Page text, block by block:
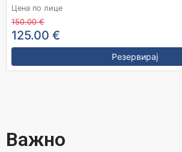
Цена по лице
150.00 €
125.00 €
Резервирај
Важно